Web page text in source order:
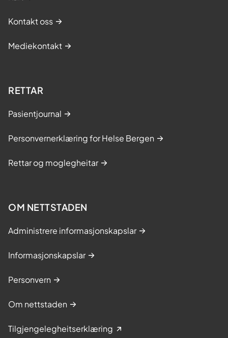
Kontakt oss
Mediekontakt
RETTAR
Pasientjournal
Personvernerklæring for Helse Bergen
Rettar og moglegheitar
OM NETTSTADEN
Administrere informasjonskapslar
Informasjonskapslar
Personvern
Om nettstaden
Tilgjengelegheitserklæring